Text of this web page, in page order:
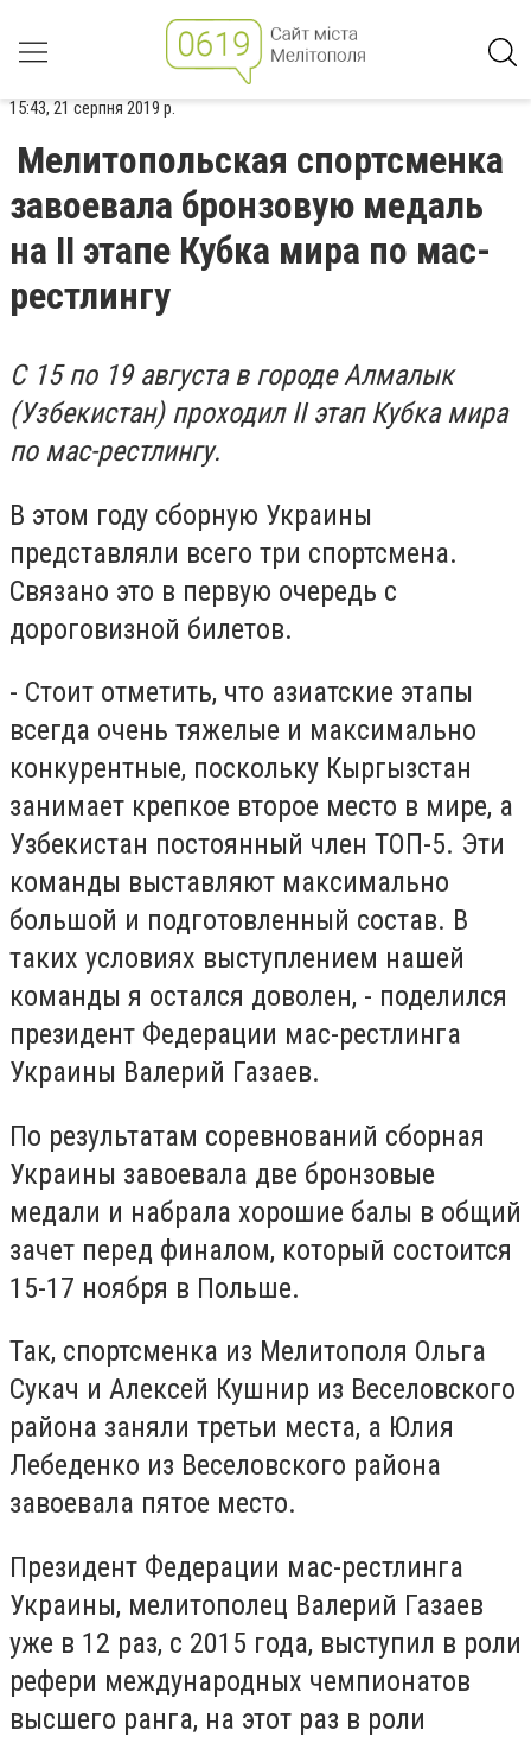
15:43, 21 серпня 2019 р.
Мелитопольская спортсменка
завоевала бронзовую медаль
на II этапе Кубка мира по мас-
рестлингу
С 15 по 19 августа в городе Алмалык
(Узбекистан) проходил II этап Кубка мира
по мас-рестлингу.
В этом году сборную Украины
представляли всего три спортсмена.
Связано это в первую очередь с
дороговизной билетов.
- Стоит отметить, что азиатские этапы
всегда очень тяжелые и максимально
конкурентные, поскольку Кыргызстан
занимает крепкое второе место в мире, а
Узбекистан постоянный член ТОП-5. Эти
команды выставляют максимально
большой и подготовленный состав. В
таких условиях выступлением нашей
команды я остался доволен, - поделился
президент Федерации мас-рестлинга
Украины Валерий Газаев.
По результатам соревнований сборная
Украины завоевала две бронзовые
медали и набрала хорошие балы в общий
зачет перед финалом, который состоится
15-17 ноября в Польше.
Так, спортсменка из Мелитополя Ольга
Сукач и Алексей Кушнир из Веселовского
района заняли третьи места, а Юлия
Лебеденко из Веселовского района
завоевала пятое место.
Президент Федерации мас-рестлинга
Украины, мелитополец Валерий Газаев
уже в 12 раз, с 2015 года, выступил в роли
рефери международных чемпионатов
высшего ранга, на этот раз в роли